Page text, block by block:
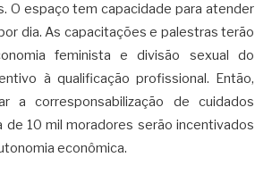
O espaço tem capacidade para atender
dia. As capacitações e palestras terão
feminista e divisão sexual do
à qualificação profissional. Então,
a corresponsabilização de cuidados
de 10 mil moradores serão incentivados
econômica.